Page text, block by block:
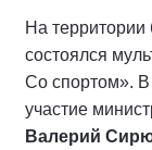
На
состоялся
Со спортом». В
участие
Валерий